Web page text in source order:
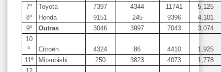
7º
Toyota 7397 4344 11741
5,125
8º
Honda 9151 245 9396
4,101
9º
Outras 3046 3997 7043
3,074
10
º
Citroën 4324 86 4410
1,925
11º
Mitsubishi 250 3823 4073
1,778